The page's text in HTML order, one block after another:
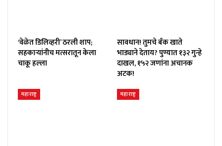
‘वेळेत डिलिव्हरी’ ठरली शाप;
सहकाऱ्यांनीच मत्सरातून केला
चाकू हल्ला
सावधान! तुमचे बँक खाते
भाड्याने देताय? पुण्यात १३२ गुन्हे
दाखल, १५२ जणांना अचानक
अटक!
महाराष्ट्र महाराष्ट्र